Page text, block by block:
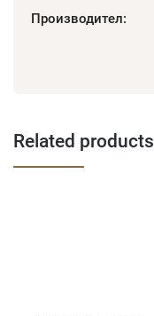
Производител:
Related products